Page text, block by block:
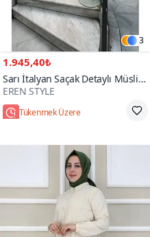
3
1.945,40₺
Sarı İtalyan Saçak Detaylı Müslin
Keteni Yırtmaçlı Bluz Elbise İkili
Takım
EREN STYLE
Tükenmek Üzere